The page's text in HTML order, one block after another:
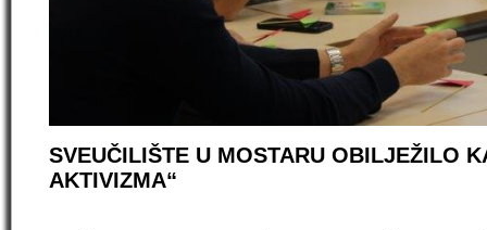
SVEUČILIŠTE U MOSTARU OBILJEŽILO
AKTIVIZMA“